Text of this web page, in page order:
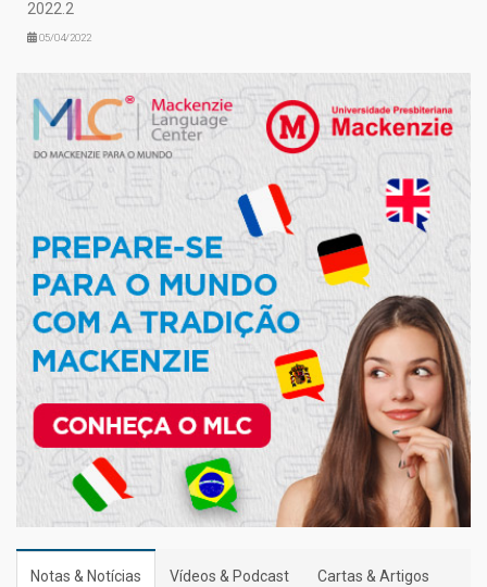
2022.2
05/04/2022
Notas & Notícias Vídeos & Podcast Cartas & Artigos